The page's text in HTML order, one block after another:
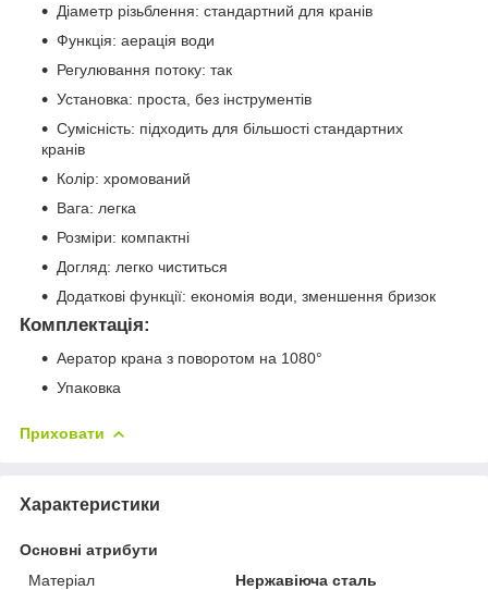
Діаметр різьблення: стандартний для кранів
Функція: аерація води
Регулювання потоку: так
Установка: проста, без інструментів
Сумісність: підходить для більшості стандартних
кранів
Колір: хромований
Вага: легка
Розміри: компактні
Догляд: легко чиститься
Додаткові функції: економія води, зменшення бризок
Комплектація:
Аератор крана з поворотом на 1080°
Упаковка
Приховати
Характеристики
Основні атрибути
Матеріал
Нержавіюча сталь